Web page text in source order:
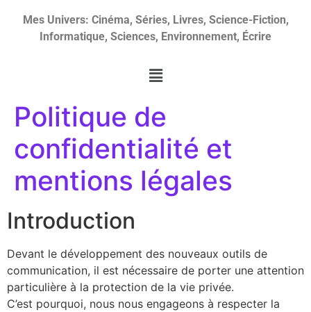
Mes Univers: Cinéma, Séries, Livres, Science-Fiction,
Informatique, Sciences, Environnement, Écrire
Politique de
confidentialité et
mentions légales
Introduction
Devant le développement des nouveaux outils de
communication, il est nécessaire de porter une attention
particulière à la protection de la vie privée.
C’est pourquoi, nous nous engageons à respecter la